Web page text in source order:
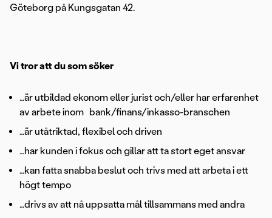
Göteborg på Kungsgatan 42.
Vi tror att du som söker
…är utbildad ekonom eller jurist och/eller har erfarenhet
av arbete inom bank/finans/inkasso-branschen
…är utåtriktad, flexibel och driven
…har kunden i fokus och gillar att ta stort eget ansvar
…kan fatta snabba beslut och trivs med att arbeta i ett
högt tempo
…drivs av att nå uppsatta mål tillsammans med andra